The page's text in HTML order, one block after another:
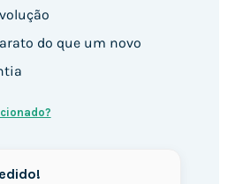
do que um novo